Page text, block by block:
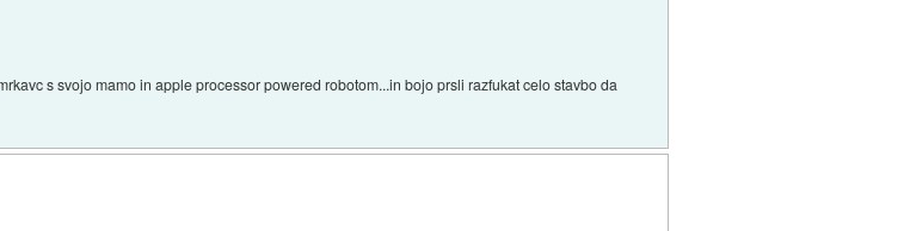
s svojo mamo in apple processor powered robotom...in bojo prsli razfukat celo stavbo da